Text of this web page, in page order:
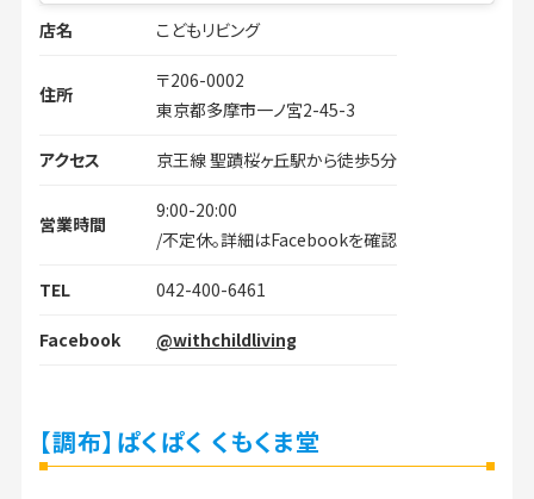
店名 こどもリビング
住所
〒206-0002
東京都多摩市一ノ宮2-45-3
アクセス 京王線 聖蹟桜ヶ丘駅から徒歩5分
営業時間
9:00-20:00
/不定休。詳細はFacebookを確認
TEL 042-400-6461
Facebook @withchildliving
【調布】ぱくぱく くもくま堂